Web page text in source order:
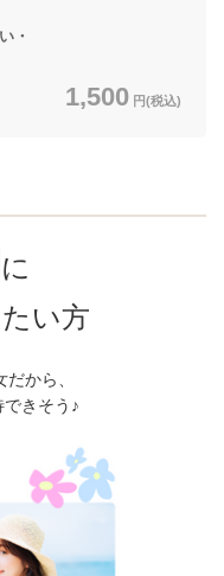
・
1,500 円(税込)
に
い方
から、
できそう♪